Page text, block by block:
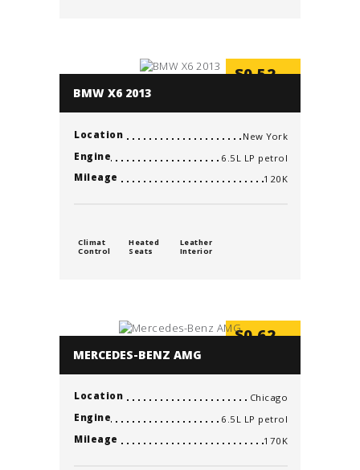
$0.52
BMW X6 2013
Location
New York
Engine
6.5L LP petrol
Mileage
120K
Climat
Control
Heated
Seats
Leather
Interior
$0.62
MERCEDES-BENZ AMG
Location
Chicago
Engine
6.5L LP petrol
Mileage
170K